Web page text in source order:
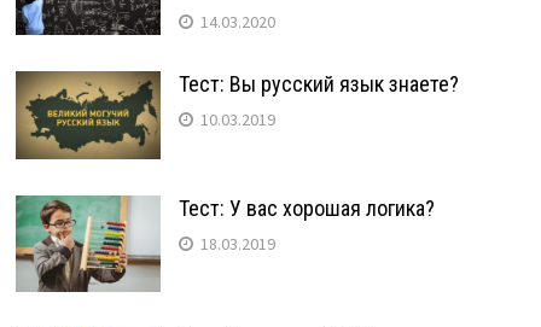
14.03.2020
Тест: Вы русский язык знаете?
10.03.2019
Тест: У вас хорошая логика?
18.03.2019